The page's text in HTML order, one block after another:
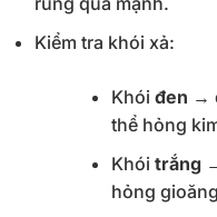
Kiểm tra khói xả:
Khói đen →
thể hỏng
Khói trắng
hỏng